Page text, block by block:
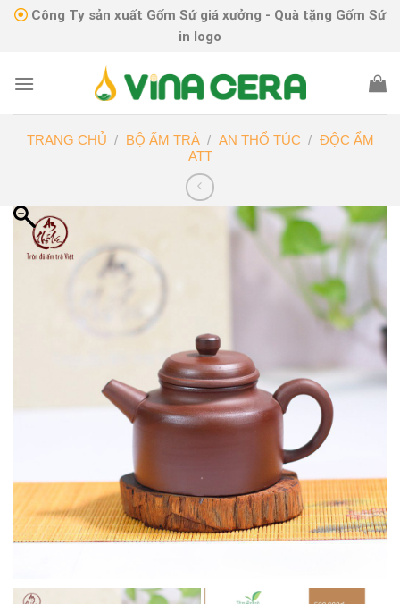
Skip Công Ty sản xuất Gốm Sứ giá xưởng - Quà tặng Gốm Sứ
in logo
TRANG CHỦ / BỘ ẤM TRÀ / AN THỔ TÚC / ĐỘC ẨM
ATT